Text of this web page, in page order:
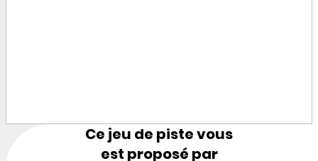
Ce jeu de piste vous
est proposé par